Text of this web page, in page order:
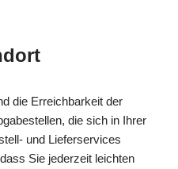
die Erreichbarkeit der
die sich in Ihrer
und Lieferservices
Sie jederzeit leichten